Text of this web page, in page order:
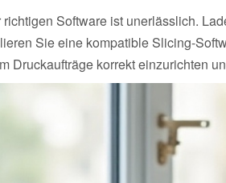
Software ist unerlässlich.
Sie eine kompatible Slicing-
Druckaufträge korrekt einzurichten